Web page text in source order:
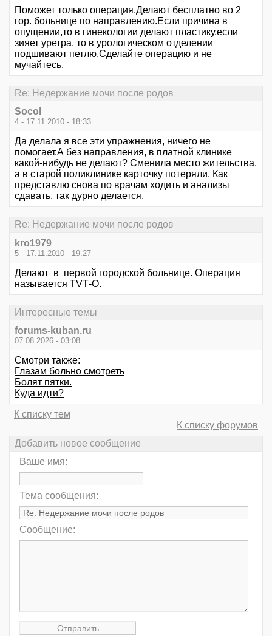
Поможет только операция.Делают бесплатно во 2
гор. больнице по направлению.Если причина в
опущении,то в гинекологии делают пластику,если
зияет уретра, то в урологическом отделении
подшивают петлю.Сделайте операцию и не
мучайтесь.
Re: Недержание мочи после родов
Socol
4 - 17.11.2010 - 18:33
Да делала я все эти упражнения, ничего не
помогает.А без направления, в платной клинике
какой-нибудь не делают? Сменила место жительства,
а в старой поликлинике карточку потеряли. Как
представлю снова по врачам ходить и анализы
сдавать, так дурно делается.
Re: Недержание мочи после родов
kro1979
5 - 17.11.2010 - 19:27
Делают в первой городской больнице. Операция
называется ТVТ-О.
Интересные темы
forums-kuban.ru
07.08.2026 - 03:08
Смотри также:
Глазам больно смотреть
Болят пятки.
Куда идти?
К списку тем
К списку форумов
Добавить новое сообщение
Ваше имя:
Тема сообщения:
Сообщение: